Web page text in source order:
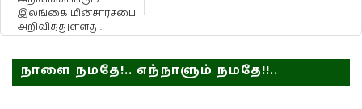
இலங்கை மின்சாரசபை
அறிவித்துள்ளது.
நாளை நமதே!.. எந்நாளும் நமதே!!..